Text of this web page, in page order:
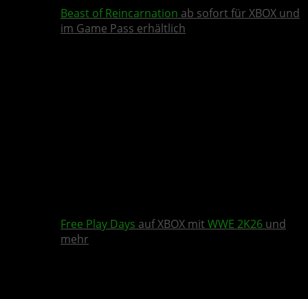
Beast of Reincarnation ab sofort für XBOX und
im Game Pass erhältlich
Free Play Days auf XBOX mit WWE 2K26 und
mehr